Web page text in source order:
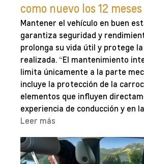
como nuevo los 12
Mantener el vehículo en buen
garantiza seguridad y
prolonga su vida útil y protege
realizada. “El mantenimiento
limita únicamente a la parte
incluye la protección de la
elementos que influyen
experiencia de conducción y en
Leer más